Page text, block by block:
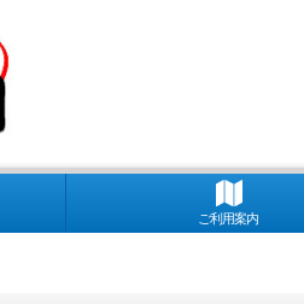
ご利用案内